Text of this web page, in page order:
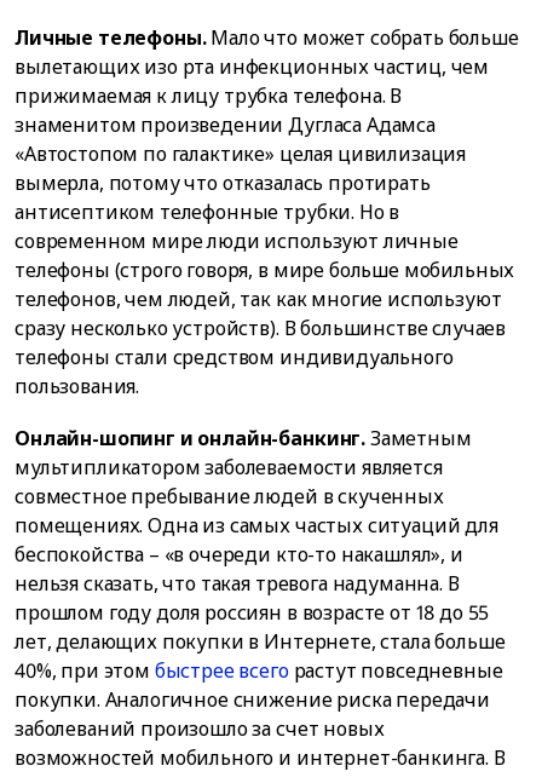
Личные телефоны.Мало что может собрать больше
вылетающих изо рта инфекционных частиц, чем
прижимаемая к лицу трубка телефона. В
знаменитом произведении Дугласа Адамса
«Автостопом по галактике» целая цивилизация
вымерла, потому что отказалась протирать
антисептиком телефонные трубки. Но в
современном мире люди используют личные
телефоны (строго говоря, в мире больше мобильных
телефонов, чем людей, так как многие используют
сразу несколько устройств). В большинстве случаев
телефоны стали средством индивидуального
пользования.
Онлайн-шопинг и онлайн-банкинг.Заметным
мультипликатором заболеваемости является
совместное пребывание людей в скученных
помещениях. Одна из самых частых ситуаций для
беспокойства – «в очереди кто-то накашлял», и
нельзя сказать, что такая тревога надуманна. В
прошлом году доля россиян в возрасте от 18 до 55
лет, делающих покупки в Интернете, стала больше
40%, при этом быстрее всегорастут повседневные
покупки. Аналогичное снижение риска передачи
заболеваний произошло за счет новых
возможностей мобильного и интернет-банкинга. В